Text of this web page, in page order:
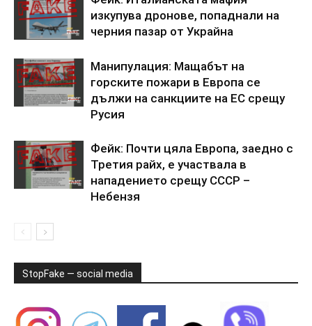
изкупува дронове, попаднали на
черния пазар от Украйна
Манипулация: Мащабът на
горските пожари в Европа се
дължи на санкциите на ЕС срещу
Русия
Фейк: Почти цяла Европа, заедно с
Третия райх, е участвала в
нападението срещу СССР –
Небензя
StopFake — social media